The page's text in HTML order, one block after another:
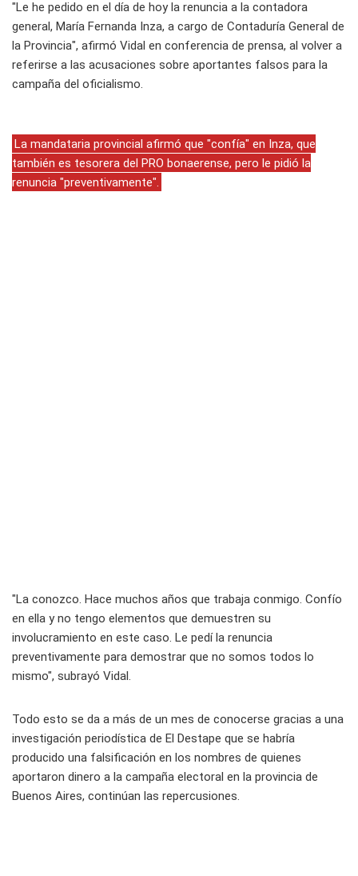
"Le he pedido en el día de hoy la renuncia a la contadora
general, María Fernanda Inza, a cargo de Contaduría General de
la Provincia", afirmó Vidal en conferencia de prensa, al volver a
referirse a las acusaciones sobre aportantes falsos para la
campaña del oficialismo.
La mandataria provincial afirmó que "confía" en Inza, que
también es tesorera del PRO bonaerense, pero le pidió la
renuncia "preventivamente".
"La conozco. Hace muchos años que trabaja conmigo. Confío
en ella y no tengo elementos que demuestren su
involucramiento en este caso. Le pedí la renuncia
preventivamente para demostrar que no somos todos lo
mismo", subrayó Vidal.
Todo esto se da a más de un mes de conocerse gracias a una
investigación periodística de El Destape que se habría
producido una falsificación en los nombres de quienes
aportaron dinero a la campaña electoral en la provincia de
Buenos Aires, continúan las repercusiones.